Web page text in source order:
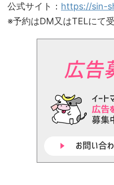
公式サイト： https://sin-
※予約はDM又はTELにて